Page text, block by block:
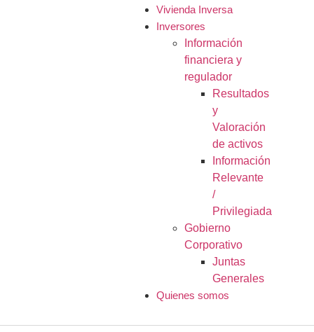
Vivienda Inversa
Inversores
Información
financiera y
regulador
Resultados
y
Valoración
de activos
Información
Relevante
/
Privilegiada
Gobierno
Corporativo
Juntas
Generales
Quienes somos